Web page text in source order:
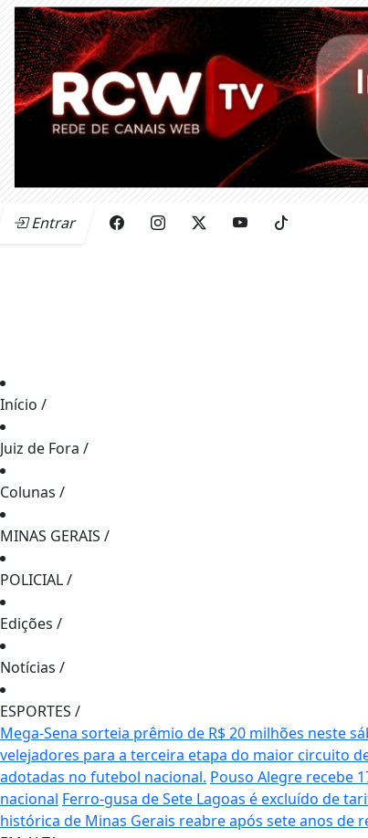
Entrar
Início /
Juiz de Fora /
Colunas /
MINAS GERAIS /
POLICIAL/
Edições /
Notícias /
ESPORTES /
Mega-Sena sorteia prêmio de R$ 20 milhões neste
velejadores para a terceira etapa do maior circuito
adotadas no futebol nacional. Pouso Alegre recebe
nacional Ferro-gusa de Sete Lagoas é excluído de
histórica de Minas Gerais reabre após sete anos de